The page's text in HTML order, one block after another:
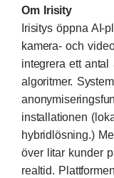
Om Irisity
Irisitys öppna AI-
kamera- och
integrera ett antal
algoritmer.
installationen
hybridlösning.)
över litar kunder
realtid.